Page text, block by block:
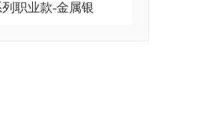
职业款-金属银